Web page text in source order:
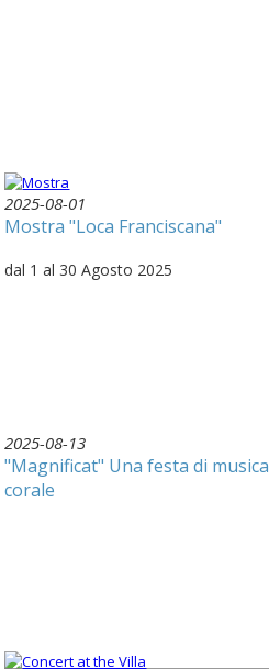
2025-08-01
Mostra "Loca Franciscana"
dal 1 al 30 Agosto 2025
2025-08-13
"Magnificat" Una festa di musica
corale